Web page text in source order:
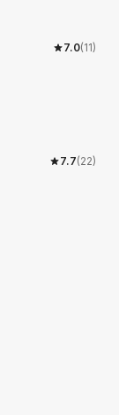
7.0(11)
7.7(22)